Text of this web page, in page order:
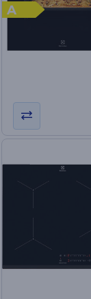
A